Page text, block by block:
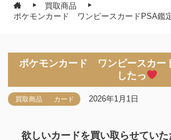
買取商品
ポケモンカード ワンピースカードPSA鑑
ポケモンカード ワンピースカー
したっ
買取商品 カード 2026年1月1日
欲しいカードを買い取らせてい